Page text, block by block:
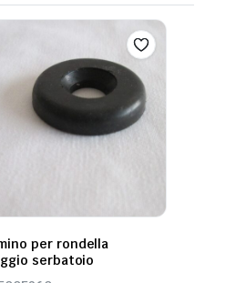
per rondella
serbatoio